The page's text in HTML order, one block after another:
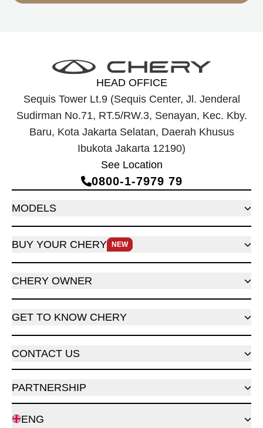
HEAD OFFICE
Sequis Tower Lt.9 (Sequis Center, Jl. Jenderal
Sudirman No.71, RT.5/RW.3, Senayan, Kec. Kby.
Baru, Kota Jakarta Selatan, Daerah Khusus
Ibukota Jakarta 12190)
See Location
0800‑1‑7979 79
MODELS
BUY YOUR CHERY NEW
CHERY OWNER
GET TO KNOW CHERY
CONTACT US
PARTNERSHIP
ENG